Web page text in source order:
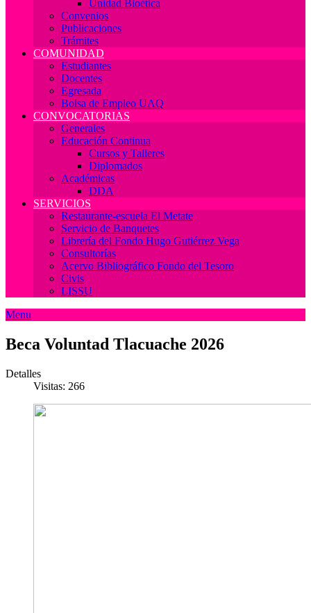
Unidad Bioética
Convenios
Publicaciones
Trámites
COMUNIDAD
Estudiantes
Docentes
Egresada
Bolsa de Empleo UAQ
CONVOCATORIAS
Generales
Educación Continua
Cursos y Talleres
Diplomados
Académicas
DDA
SERVICIOS
Restaurante-escuela El Metate
Servicio de Banquetes
Librería del Fondo Hugo Gutiérrez Vega
Consultorías
Acervo Bibliográfico Fondo del Tesoro
Civis
LISSU
Menu
Beca Voluntad Tlacuache 2026
Detalles
Visitas: 266